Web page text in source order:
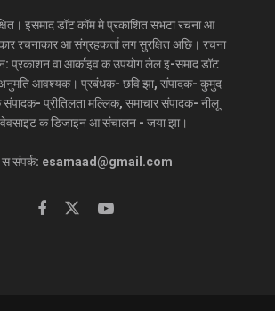
इसमाद डॉट कॉम मे प्रकाशित सभटा रचना आ
रचनाकार आ संग्रहकर्त्ता लग सुरक्षित अछि। रचना
प्रकाशन वा आर्काइव क उपयोग लेल इ-समाद डॉट
आवश्यक। प्रबंधक- छवि झा, संपादक- कुमुद
संपादक- प्रीतिलता मल्लिक, समाचार संपादक- नीलू
वेवसाइट क डिजाइन आ संचालन - जया झा।
स संपर्क: esamaad@gmail.com